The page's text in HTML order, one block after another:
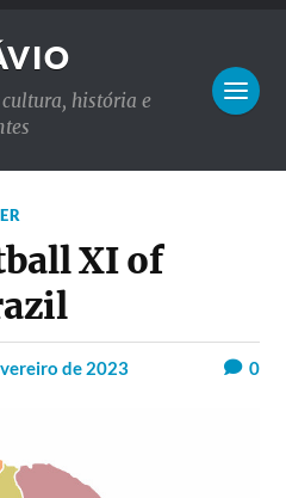
história e
XI of
de 2023 0